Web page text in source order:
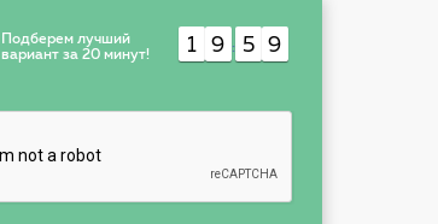
Подберем лучший
вариант за 20 минут!
1 9 : 5 9